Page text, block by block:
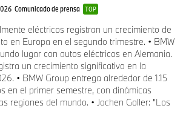
Comunicado de prensa TOP
eléctricos registran un crecimiento de
en Europa en el segundo trimestre. • BMW
lugar con autos eléctricos en Alemania.
un crecimiento significativo en la
• BMW Group entrega alrededor de 1.15
en el primer semestre, con dinámicas
regiones del mundo. • Jochen Goller: "Los